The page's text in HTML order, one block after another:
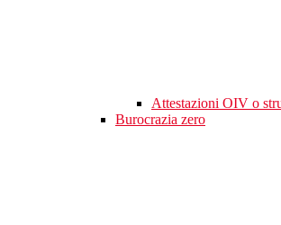
Attestazioni OIV o
Burocrazia zero